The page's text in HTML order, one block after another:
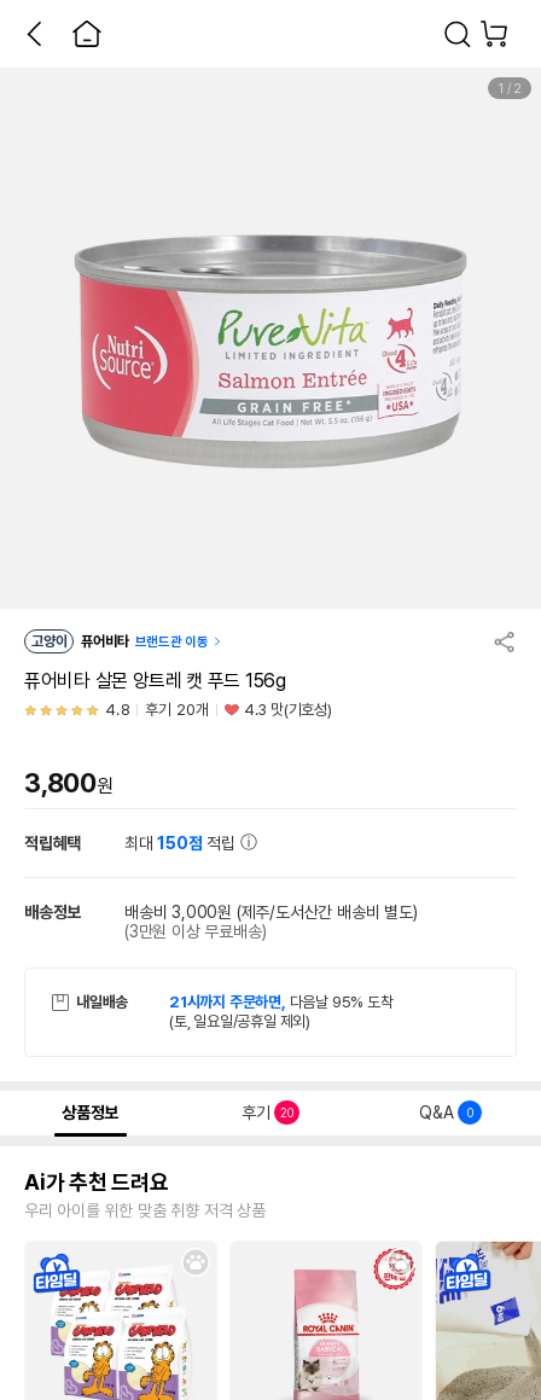
1 / 2
고양이 퓨어비타 브랜드관 이동
퓨어비타 살몬 앙트레 캣 푸드 156g
4.8 후기 20개 4.3 맛(기호성)
3,800원
적립혜택 최대150점 적립
배송정보 배송비 3,000원 (제주/도서산간 배송비 별도)
(3만원 이상 무료배송)
내일배송 21시까지 주문하면, 다음날 95% 도착
(토, 일요일/공휴일 제외)
상품정보 후기 20 Q&A 0
Ai가 추천 드려요
우리 아이를 위한 맞춤 취향 저격 상품